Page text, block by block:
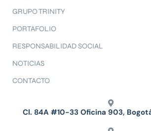
GRUPO TRINITY
PORTAFOLIO
RESPONSABILIDAD SOCIAL
NOTICIAS
CONTACTO
Cl. 84A #10-33 Oficina 903,